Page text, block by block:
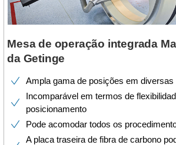
Mesa de operação integrada
da Getinge
Ampla gama de posições em diversas
Incomparável em termos de
posicionamento
Pode acomodar todos os
A placa traseira de fibra de carbono